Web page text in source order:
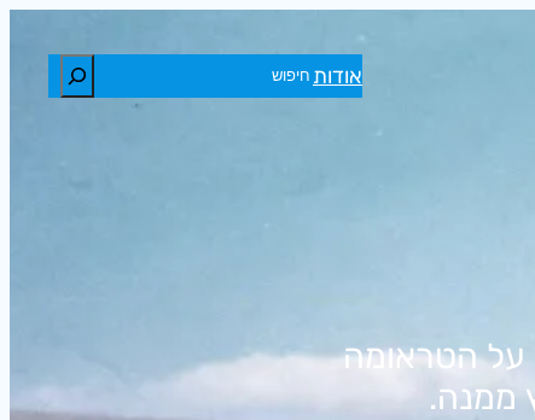
אודותחיפוש
על הטראומה
ממנה.